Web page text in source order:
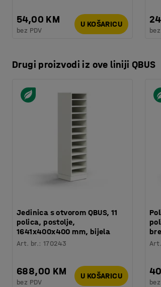
54,00 KM
bez PDV
U KOŠARICU
Drugi proizvodi iz ove liniji QBUS
Jedinica s otvorom QBUS, 11
polica, postolje,
1641x400x400 mm, bijela
Art. br.:170243
688,00 KM
bez PDV
U KOŠARICU